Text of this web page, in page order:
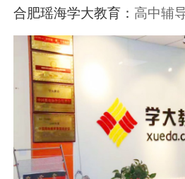
合肥瑶海学大教育： 高中辅